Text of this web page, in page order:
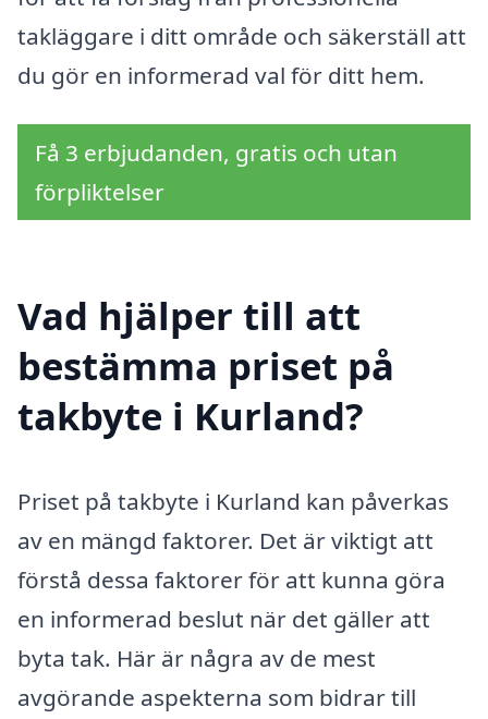
takläggare i ditt område och säkerställ att
du gör en informerad val för ditt hem.
Få 3 erbjudanden, gratis och utan
förpliktelser
Vad hjälper till att
bestämma priset på
takbyte i Kurland?
Priset på takbyte i Kurland kan påverkas
av en mängd faktorer. Det är viktigt att
förstå dessa faktorer för att kunna göra
en informerad beslut när det gäller att
byta tak. Här är några av de mest
avgörande aspekterna som bidrar till